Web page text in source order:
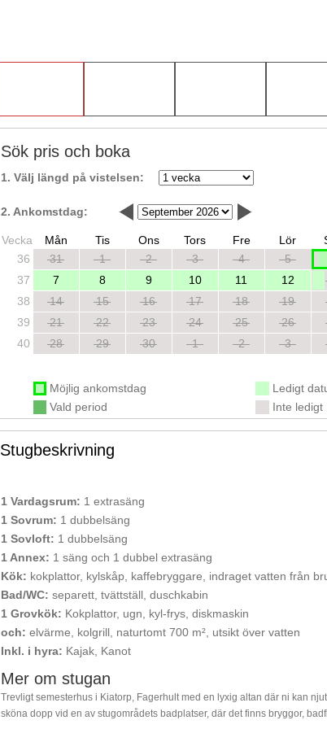
Sök pris och boka
1. Välj längd på vistelsen:
2. Ankomstdag:
Vecka Mån Tis Ons Tors Fre Lör
36
31 1 2 3 4 5
37
7 8 9 10 11 12
38
14 15 16 17 18 19
39
21 22 23 24 25 26
40
28 29 30 1 2 3
Möjlig ankomstdag
Vald period
Ledigt
Inte ledigt
Stugbeskrivning
1 Vardagsrum: 1 extrasäng
1 Sovrum: 1 dubbelsäng
1 Sovloft: 1 dubbelsäng
1 Annex: 1 säng och 1 dubbel extrasäng
Kök: kokplattor, kylskåp, kaffebryggare, indraget vatten från
Bad/WC: separett, tvättställ, duschkabin
1 Grovkök: Kokplattor, ugn, kyl-frys, diskmaskin
och: elvärme, kolgrill, naturtomt 700 m², utsikt över vatten
Inkl. i hyra: Kajak, Kanot
Mer om stugan
Trevligt semesterhus i Kiatorp, Fagerhult med en lyxig altan där ni kan
sköna dopp vid en av stugområdets badplatser, där det finns bryggor,